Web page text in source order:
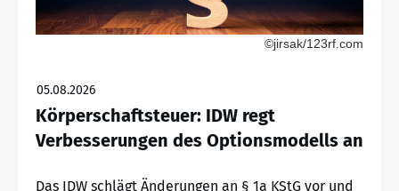
©jirsak/123rf.com
05.08.2026
Körperschaftsteuer: IDW regt
Verbesserungen des Optionsmodells an
Das IDW schlägt Änderungen an § 1a KStG vor und